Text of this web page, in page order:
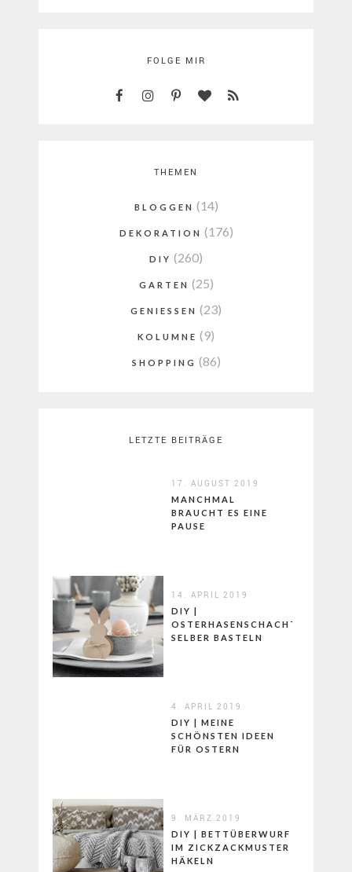
FOLGE MIR
THEMEN
BLOGGEN (14)
DEKORATION (176)
DIY (260)
GARTEN (25)
GENIESSEN (23)
KOLUMNE (9)
SHOPPING (86)
LETZTE BEITRÄGE
17. AUGUST 2019
MANCHMAL
BRAUCHT ES EINE
PAUSE
14. APRIL 2019
DIY |
OSTERHASENSCHACHTELN
SELBER BASTELN
4. APRIL 2019
DIY | MEINE
SCHÖNSTEN IDEEN
FÜR OSTERN
9. MÄRZ 2019
DIY | BETTÜBERWURF
IM ZICKZACKMUSTER
HÄKELN